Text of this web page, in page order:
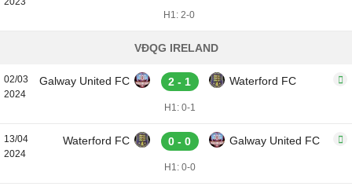
H1: 2-0
VĐQG IRELAND
02/03
2024
Galway United FC 2 - 1 Waterford FC
H1: 0-1
13/04
2024
Waterford FC 0 - 0 Galway United FC
H1: 0-0